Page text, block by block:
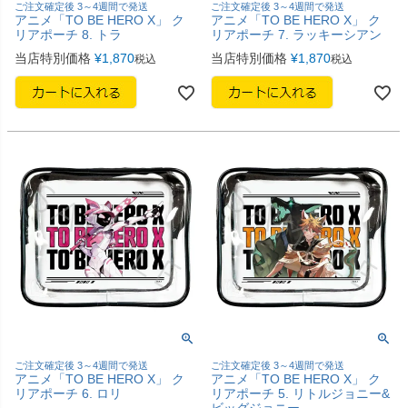
ご注文確定後 3～4週間で発送
アニメ「TO BE HERO X」 ク
リアポーチ 8. トラ
当店特別価格 ¥1,870税込
ご注文確定後 3～4週間で発送
アニメ「TO BE HERO X」 ク
リアポーチ 7. ラッキーシアン
当店特別価格 ¥1,870税込
ご注文確定後 3～4週間で発送
アニメ「TO BE HERO X」 ク
リアポーチ 6. ロリ
ご注文確定後 3～4週間で発送
アニメ「TO BE HERO X」 ク
リアポーチ 5. リトルジョニー&